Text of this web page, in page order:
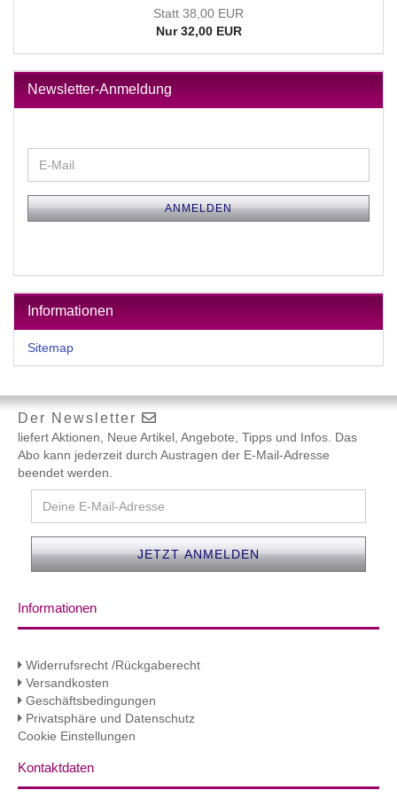
Statt 38,00 EUR
Nur 32,00 EUR
Newsletter-Anmeldung
ZUR
ANMELDUNG
E-
Mail
ANMELDEN
Informationen
Sitemap
Der Newsletter
liefert Aktionen, Neue Artikel, Angebote, Tipps und Infos. Das
Abo kann jederzeit durch Austragen der E-Mail-Adresse
beendet werden.
Informationen
Widerrufsrecht /Rückgaberecht
Versandkosten
Geschäftsbedingungen
Privatsphäre und Datenschutz
Cookie Einstellungen
Kontaktdaten